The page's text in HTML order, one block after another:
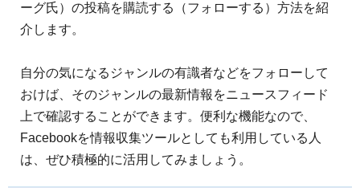
ーグ氏）の投稿を購読する（フォローする）方法を紹
介します。
自分の気になるジャンルの有識者などをフォローして
おけば、そのジャンルの最新情報をニュースフィード
上で確認することができます。便利な機能なので、
Facebookを情報収集ツールとしても利用している人
は、ぜひ積極的に活用してみましょう。